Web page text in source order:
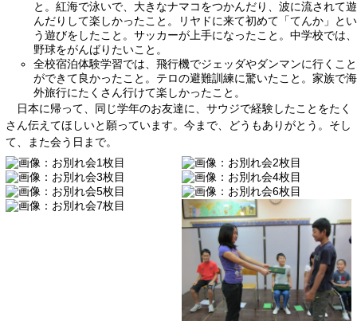
と。紅海で泳いで、大きなナマコをつかんだり、波に流されて遊
んだりして楽しかったこと。リヤドに来て初めて「てんか」とい
う遊びをしたこと。サッカーが上手になったこと。中学校では、
野球をがんばりたいこと。
全校宿泊体験学習では、飛行機でジェッダやダンマンに行くこと
ができて良かったこと。テロの避難訓練に驚いたこと。家族で海
外旅行にたくさん行けて楽しかったこと。
日本に帰って、同じ学年のお友達に、サウジで経験したことをたく
さん伝えてほしいと願っています。今まで、どうもありがとう。そし
て、また会う日まで。